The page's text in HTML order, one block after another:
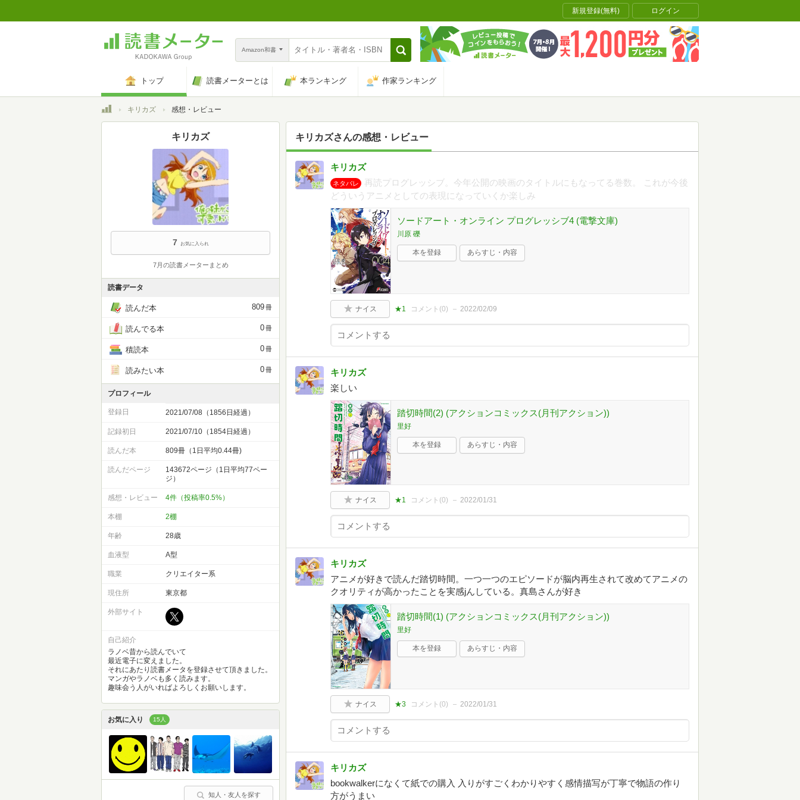
新規登録(無料) ログイン
Amazon和書
トップ 読書メーターとは 本ランキング 作家ランキング
トップキリカズ 感想・レビュー
キリカズさんの感想・レビュー
キリカズ
ネタバレ
再読プログレッシブ。今年公開の映画のタイトルにもなってる巻数。 これが今後
どういうアニメとしての表現になっていくか楽しみ
ソードアート・オンライン プログレッシブ4 (電撃文庫)
川原 礫
本を登録 あらすじ・内容
ナイス ★1 コメント(0) 2022/02/09
キリカズ
楽しい
踏切時間(2) (アクションコミックス(月刊アクション))
里好
本を登録 あらすじ・内容
ナイス ★1 コメント(0) 2022/01/31
キリカズ
アニメが好きで読んだ踏切時間。一つ一つのエピソードが脳内再生されて改めてアニメの
クオリティが高かったことを実感jんしている。真島さんが好き
踏切時間(1) (アクションコミックス(月刊アクション))
里好
本を登録 あらすじ・内容
ナイス ★3 コメント(0) 2022/01/31
キリカズ
bookwalkerになくて紙での購入 入りがすごくわかりやすく感情描写が丁寧で物語の作り
方がうまい
キリカズ
7 お気に入られ
7月の読書メーターまとめ
読書データ
読んだ本 809冊
読んでる本 0冊
積読本 0冊
読みたい本 0冊
プロフィール
登録日 2021/07/08（1856日経過）
記録初日 2021/07/10（1854日経過）
読んだ本 809冊（1日平均0.44冊)
読んだページ
143672ページ（1日平均77ペー
ジ）
感想・レビュー 4件（投稿率0.5%）
本棚 2棚
年齢 28歳
血液型 A型
職業 クリエイター系
現住所 東京都
外部サイト
自己紹介
ラノベ昔から読んでいて
最近電子に変えました。
それにあたり読書メータを登録させて頂きました。
マンガやラノベも多く読みます。
趣味会う人がいればよろしくお願いします。
お気に入り 15人
知人・友人を探す